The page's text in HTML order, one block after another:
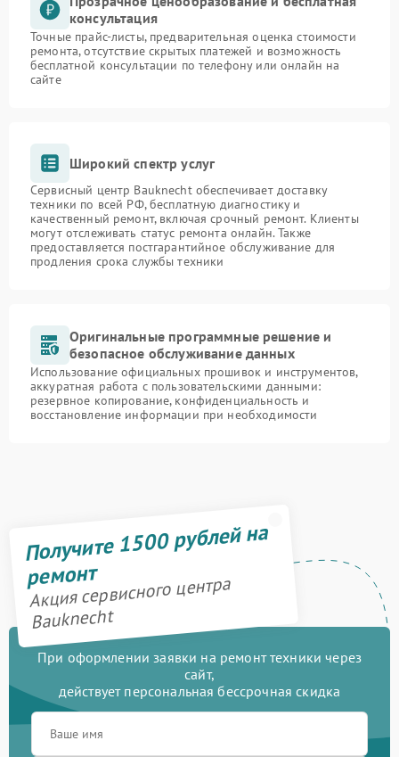
консультация
Точные прайс-листы, предварительная оценка стоимости
ремонта, отсутствие скрытых платежей и возможность
бесплатной консультации по телефону или онлайн на
сайте
Широкий спектр услуг
Сервисный центр Bauknecht обеспечивает доставку
техники по всей РФ, бесплатную диагностику и
качественный ремонт, включая срочный ремонт. Клиенты
могут отслеживать статус ремонта онлайн. Также
предоставляется постгарантийное обслуживание для
продления срока службы техники
Оригинальные программные решение и
безопасное обслуживание данных
Использование официальных прошивок и инструментов,
аккуратная работа с пользовательскими данными:
резервное копирование, конфиденциальность и
восстановление информации при необходимости
Получите 1500 рублей на
ремонт
Акция сервисного центра
Bauknecht
При оформлении заявки на ремонт техники через
сайт,
действует персональная бессрочная скидка